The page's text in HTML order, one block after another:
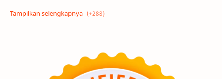
Alam semesta Galaksi
Tata Surya Hype